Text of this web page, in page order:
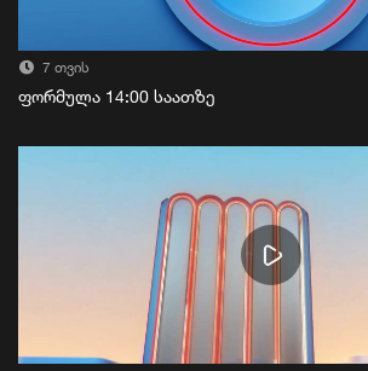
7 თვის
ფორმულა 14:00 საათზე